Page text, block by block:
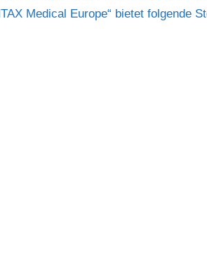
Medical Europe“ bietet folgende